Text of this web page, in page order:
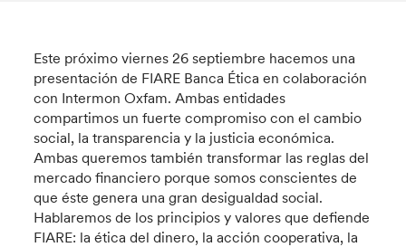
Este próximo viernes 26 septiembre hacemos una
presentación de FIARE Banca Ética en colaboración
con Intermon Oxfam. Ambas entidades
compartimos un fuerte compromiso con el cambio
social, la transparencia y la justicia económica.
Ambas queremos también transformar las reglas del
mercado financiero porque somos conscientes de
que éste genera una gran desigualdad social.
Hablaremos de los principios y valores que defiende
FIARE: la ética del dinero, la acción cooperativa, la